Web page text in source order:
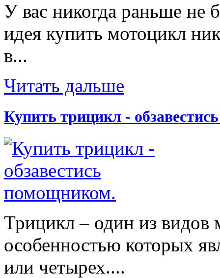
У вас никогда раньше не
идея купить мотоцикл
в...
Читать дальше
Купить трицикл -
Трицикл – один из видов
особенностью которых
или четырех....